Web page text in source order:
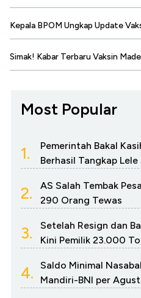
Kepala BPOM Ungkap Update
Simak! Kabar Terbaru Vaksin
Most Popular
1.
Pemerintah Bakal
Berhasil Tangkap Lele
2.
AS Salah Tembak
290 Orang Tewas
3.
Setelah Resign dan
Kini Pemilik 23.000
4.
Saldo Minimal
Mandiri-BNI per